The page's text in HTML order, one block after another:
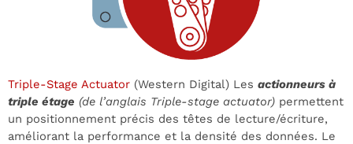
Triple-Stage Actuator (Western Digital) Les actionneurs à
triple étage (de l’anglais Triple-stage actuator) permettent
un positionnement précis des têtes de lecture/écriture,
améliorant la performance et la densité des données. Le